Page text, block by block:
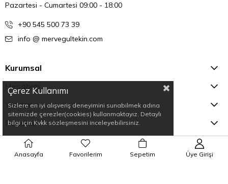
Pazartesi - Cumartesi 09:00 - 18:00
+90 545 500 73 39
info @ mervegultekin.com
Kurumsal
Hesabım
Yardım
Popüler
E-Bültene Üye Ol
Çerez Kullanımı
Sizlere en iyi alışveriş deneyimini sunabilmek adına
sitemizde çerezler(cookies) kullanmaktayız. Detaylı
bilgi için Kvkk sözleşmesini inceleyebilirsiniz.
Anasayfa Favorilerim Sepetim Üye Girişi